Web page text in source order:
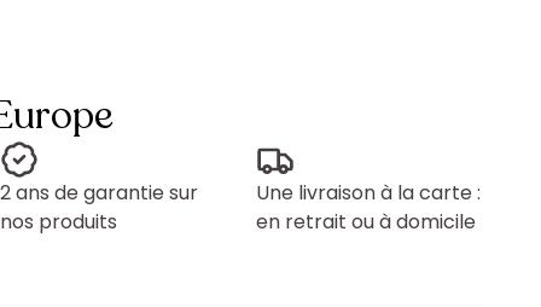
2 ans de garantie sur
nos produits
Une livraison à la carte :
en retrait ou à domicile